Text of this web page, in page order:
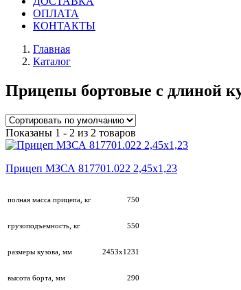
ОПЛАТА
КОНТАКТЫ
Главная
Каталог
Прицепы бортовые с длиной
Показаны 1 - 2 из 2 товаров
Прицеп МЗСА 817701.022 2,45х1,23
полная масса прицепа, кг 750
грузоподъемность, кг 550
размеры кузова, мм 2453х1231
высота борта, мм 290